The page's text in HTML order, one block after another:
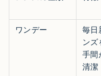
ワンデー
毎日
ンズ
手間
清潔